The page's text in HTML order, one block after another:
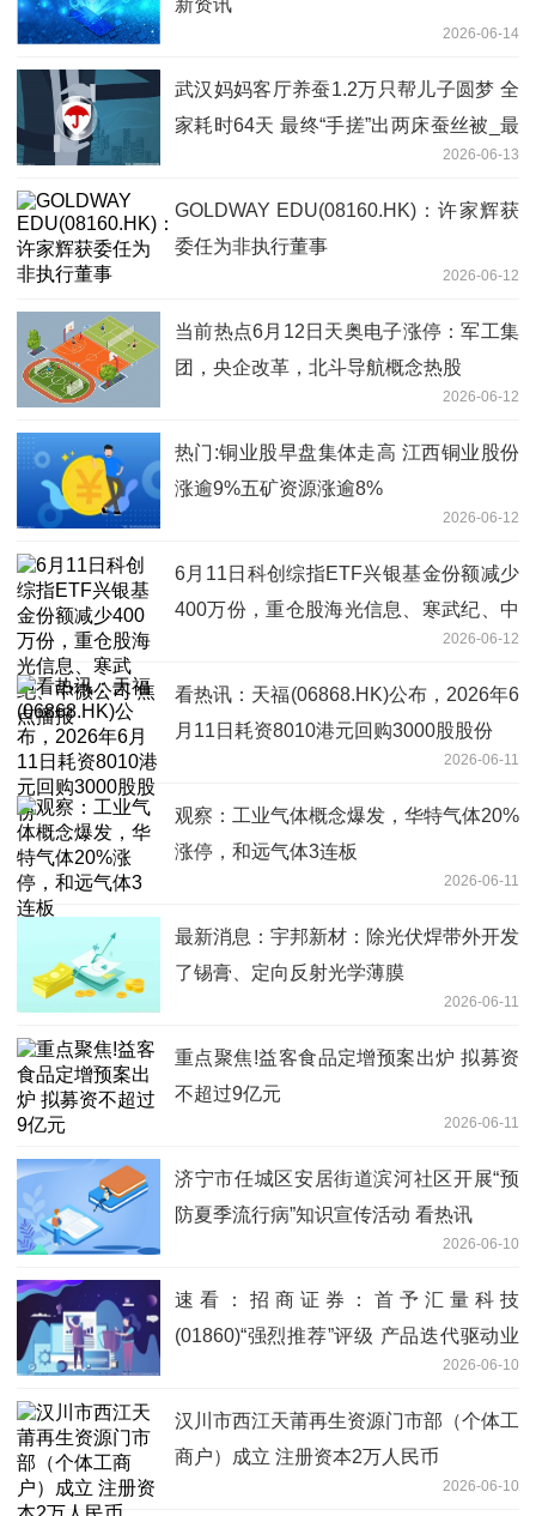
2026-06-14
武汉妈妈客厅养蚕1.2万只帮儿子圆梦 全
家耗时64天 最终“手搓”出两床蚕丝被_最
2026-06-13
GOLDWAY EDU(08160.HK)：许家辉获
委任为非执行董事
2026-06-12
当前热点6月12日天奥电子涨停：军工集
团，央企改革，北斗导航概念热股
2026-06-12
热门:铜业股早盘集体走高 江西铜业股份
涨逾9%五矿资源涨逾8%
2026-06-12
6月11日科创综指ETF兴银基金份额减少
400万份，重仓股海光信息、寒武纪、中
2026-06-12
看热讯：天福(06868.HK)公布，2026年6
月11日耗资8010港元回购3000股股份
2026-06-11
观察：工业气体概念爆发，华特气体20%
涨停，和远气体3连板
2026-06-11
最新消息：宇邦新材：除光伏焊带外开发
了锡膏、定向反射光学薄膜
2026-06-11
重点聚焦!益客食品定增预案出炉 拟募资
不超过9亿元
2026-06-11
济宁市任城区安居街道滨河社区开展“预
防夏季流行病”知识宣传活动 看热讯
2026-06-10
速看：招商证券：首予汇量科技
(01860)“强烈推荐”评级 产品迭代驱动业
2026-06-10
汉川市西江天莆再生资源门市部（个体工
商户）成立 注册资本2万人民币
2026-06-10